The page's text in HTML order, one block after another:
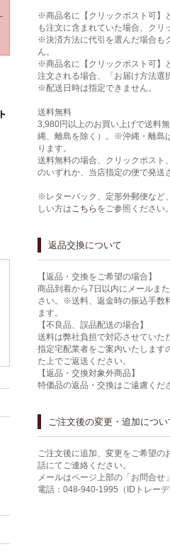
※商品名に【クリックポスト可】
も注文に含まれていた場合、クリ
※決済方法に代引を選んだ場合も
ん。
※商品名に【クリックポスト可】
注文される場合、「お届け方法選
※配送日時は指定できません。
送料無料
3,980円以上のお買い上げで送料
縄、離島を除く）。※沖縄・離島
ります。
送料無料の場合、クリックポスト
のいずれか、当店指定の便で発送
※レターパック、定形外郵便など
しい方はこちら をご参照ください。
返品交換について
【返品・交換をご希望の場合】
商品到着から7日以内にメールま
さい。※送料、返金時の振込手数
ます。
【不良品、誤品配送の場合】
送料は弊社負担で対応させていた
指定宅配業者をご案内いたします
た上でご返送ください。
【返品・交換対象外商品】
特価品の返品・交換はご遠慮くだ
ご注文後の変更・追加につい
ご注文後に追加、変更をご希望の
話にてご連絡ください。
メールはページ上部の「お問合せ
電話：048-940-1995（IDトレーデ